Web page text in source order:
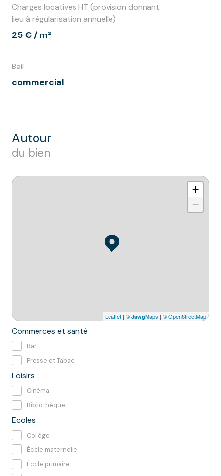
Charges locatives HT (provision donnant
lieu à régularisation annuelle)
25 € / m²
Bail
commercial
autour
du bien
+
−
Leaflet | © JawgMaps | © OpenStreetMap
Commerces et santé
Bar
Presse et Tabac
Loisirs
Cinéma
Bibliothèque
Ecoles
Collège
École maternelle
École primaire